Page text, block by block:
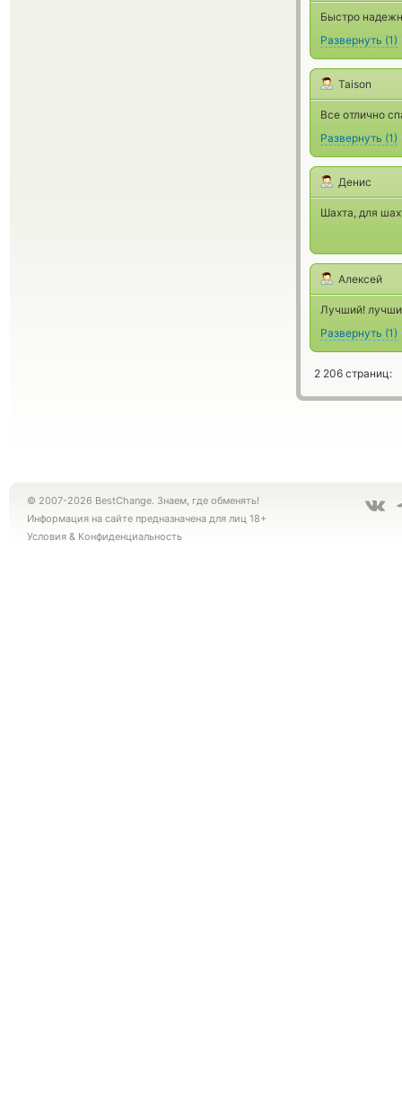
Быстро
Развернуть (1)
Taison
Все отлично
Развернуть (1)
Денис
Шахта, для
Алексей
Лучший!
Развернуть (1)
2 206 страниц:
© 2007-2026 BestChange. Знаем, где обменять!
Информация на сайте предназначена для лиц 18+
Условия & Конфиденциальность